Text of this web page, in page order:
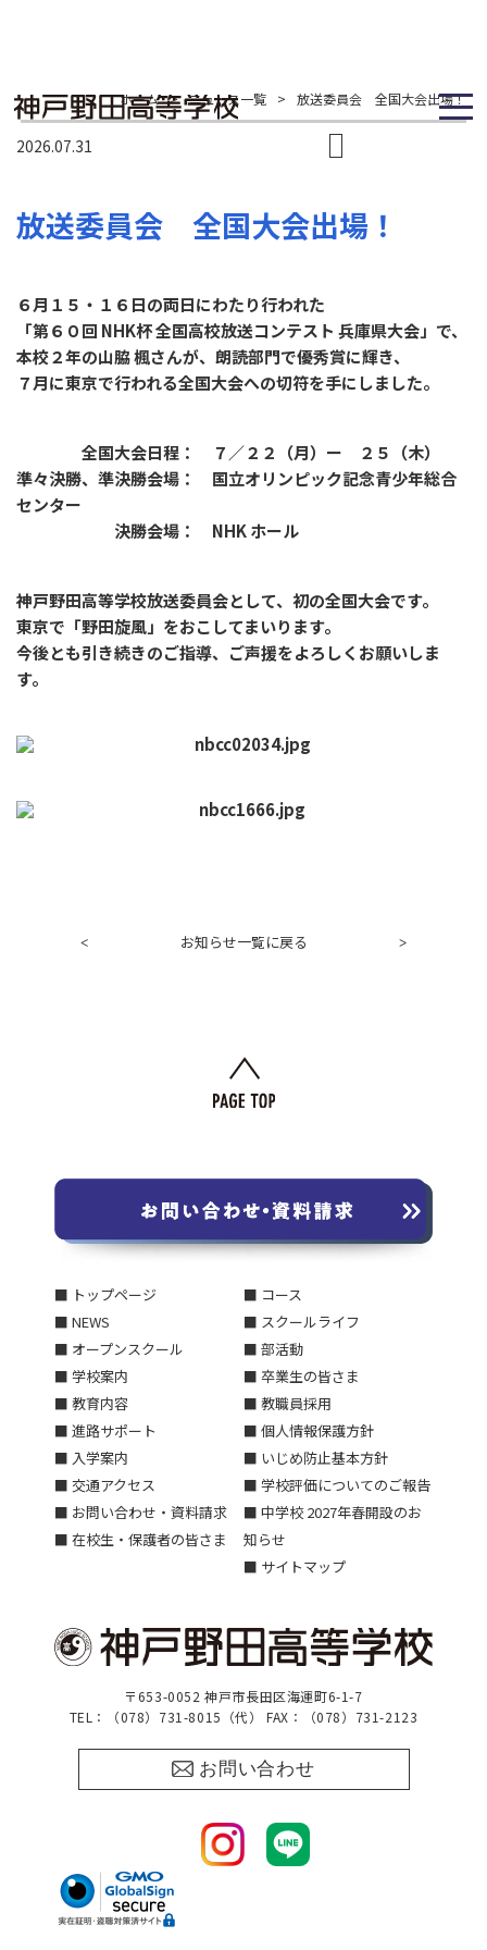
ホーム > ニュース一覧 > 放送委員会 全国大会出場！
2026.07.31
放送委員会 全国大会出場！
６月１５・１６日の両日にわたり行われた
「第６０回 NHK杯 全国高校放送コンテスト 兵庫県大会」で、
本校２年の山脇 楓さんが、朗読部門で優秀賞に輝き、
７月に東京で行われる全国大会への切符を手にしました。
全国大会日程： ７／２２（月）ー ２５（木）
準々決勝、準決勝会場： 国立オリンピック記念青少年総合
センター
決勝会場： NHK ホール
神戸野田高等学校放送委員会として、初の全国大会です。
東京で「野田旋風」をおこしてまいります。
今後とも引き続きのご指導、ご声援をよろしくお願いしま
す。
< お知らせ一覧に戻る >
■ トップページ
■ NEWS
■ オープンスクール
■ 学校案内
■ 教育内容
■ 進路サポート
■ 入学案内
■ 交通アクセス
■ お問い合わせ・資料請求
■ 在校生・保護者の皆さま
■ コース
■ スクールライフ
■ 部活動
■ 卒業生の皆さま
■ 教職員採用
■ 個人情報保護方針
■ いじめ防止基本方針
■ 学校評価についてのご報告
■ 中学校 2027年春開設のお
知らせ
■ サイトマップ
〒653-0052 神戸市長田区海運町6-1-7
TEL：（078）731-8015（代） FAX：（078）731-2123
お問い合わせ